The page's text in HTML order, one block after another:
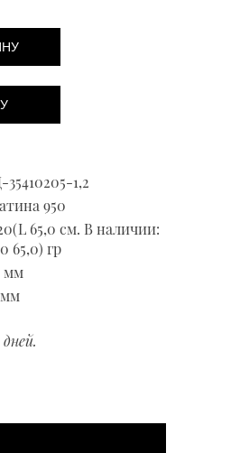
1,2
950
65,0 см. В наличии:
65,0) гр
мм
мм